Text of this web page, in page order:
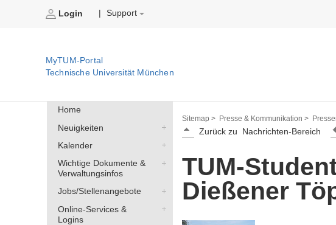
Login Support
MyTUM-Portal
Technische Universität München
Home
Neuigkeiten
Kalender
Wichtige Dokumente &
Verwaltungsinfos
Jobs/Stellenangebote
Online-Services &
Logins
Sitemap > Presse & Kommunikation >
Zurück zu Nachrichten-Bereich
TUM-
Dießener